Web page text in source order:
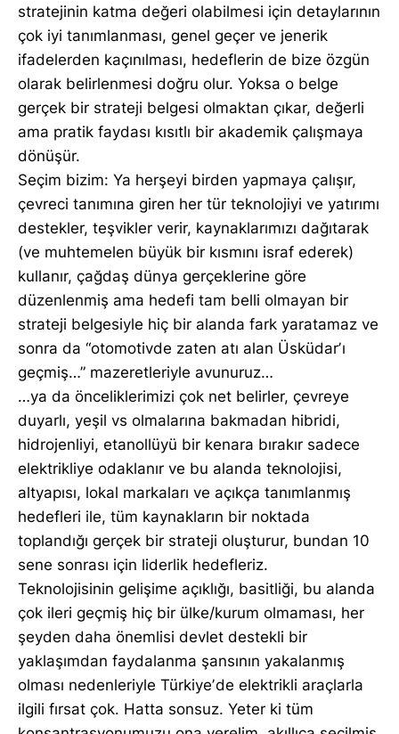
stratejinin katma değeri olabilmesi için detaylarının
çok iyi tanımlanması, genel geçer ve jenerik
ifadelerden kaçınılması, hedeflerin de bize özgün
olarak belirlenmesi doğru olur. Yoksa o belge
gerçek bir strateji belgesi olmaktan çıkar, değerli
ama pratik faydası kısıtlı bir akademik çalışmaya
dönüşür.
Seçim bizim: Ya herşeyi birden yapmaya çalışır,
çevreci tanımına giren her tür teknolojiyi ve yatırımı
destekler, teşvikler verir, kaynaklarımızı dağıtarak
(ve muhtemelen büyük bir kısmını israf ederek)
kullanır, çağdaş dünya gerçeklerine göre
düzenlenmiş ama hedefi tam belli olmayan bir
strateji belgesiyle hiç bir alanda fark yaratamaz ve
sonra da “otomotivde zaten atı alan Üsküdarʼı
geçmiş…” mazeretleriyle avunuruz…
…ya da önceliklerimizi çok net belirler, çevreye
duyarlı, yeşil vs olmalarına bakmadan hibridi,
hidrojenliyi, etanollüyü bir kenara bırakır sadece
elektrikliye odaklanır ve bu alanda teknolojisi,
altyapısı, lokal markaları ve açıkça tanımlanmış
hedefleri ile, tüm kaynakların bir noktada
toplandığı gerçek bir strateji oluşturur, bundan 10
sene sonrası için liderlik hedefleriz.
Teknolojisinin gelişime açıklığı, basitliği, bu alanda
çok ileri geçmiş hiç bir ülke/kurum olmaması, her
şeyden daha önemlisi devlet destekli bir
yaklaşımdan faydalanma şansının yakalanmış
olması nedenleriyle Türkiyeʼde elektrikli araçlarla
ilgili fırsat çok. Hatta sonsuz. Yeter ki tüm